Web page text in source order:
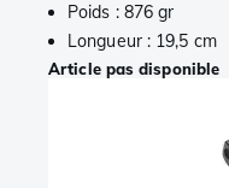
Poids : 876 gr
Longueur : 19,5 cm
Article pas disponible